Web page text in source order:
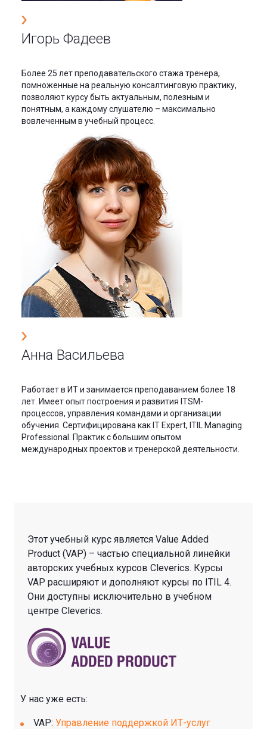
Игорь Фадеев
Более 25 лет преподавательского стажа тренера,
помноженные на реальную консалтинговую практику,
позволяют курсу быть актуальным, полезным и
понятным, а каждому слушателю – максимально
вовлеченным в учебный процесс.
Анна Васильева
Работает в ИТ и занимается преподаванием более 18
лет. Имеет опыт построения и развития ITSM-
процессов, управления командами и организации
обучения. Сертифицирована как IT Expert, ITIL Managing
Professional. Практик с большим опытом
международных проектов и тренерской деятельности.
Этот учебный курс является Value Added
Product (VAP) – частью специальной линейки
авторских учебных курсов Cleverics. Курсы
VAP расширяют и дополняют курсы по ITIL 4.
Они доступны исключительно в учебном
центре Cleverics.
У нас уже есть:
VAP: Управление поддержкой ИТ-услуг